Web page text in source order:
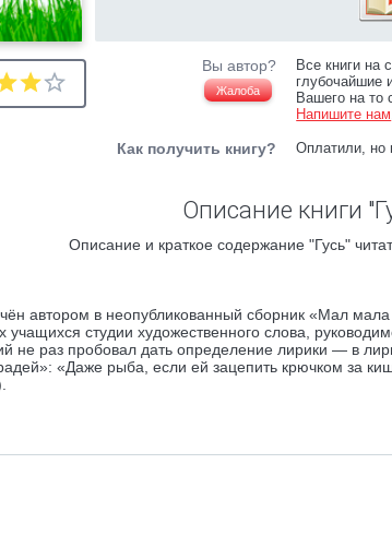
Вы автор?
Жалоба
Все книги на
глубочайшие
Вашего на то
Напишите нам
Как получить книгу? Оплатили, но
Описание книги
Описание и краткое содержание "Гусь"
автором в неопубликованный сборник «Мал
учащихся студии художественного слова,
не раз пробовал дать определение лирики — в
«Даже рыба, если ей зацепить крючком за